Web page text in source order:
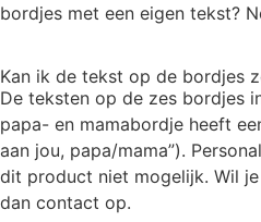
bordjes met een eigen tekst?
Kan ik de tekst op de bordjes
De teksten op de zes bordjes
papa- en mamabordje heeft
aan jou, papa/mama”).
dit product niet mogelijk. Wil
dan contact op.